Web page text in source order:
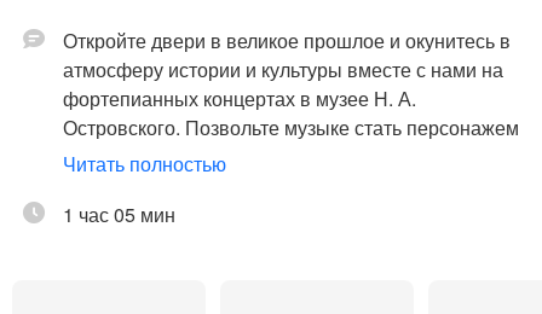
Откройте двери в великое прошлое и окунитесь в
атмосферу истории и культуры вместе с нами на
фортепианных концертах в музее Н. А.
Островского. Позвольте музыке стать персонажем
исторической панорамы, раскрывающей перед
рояля воспарят нотные партии, рассказывающие
Читать полностью
1 час 05 мин